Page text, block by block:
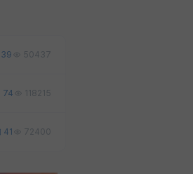
39 50437
74 118215
41 72400